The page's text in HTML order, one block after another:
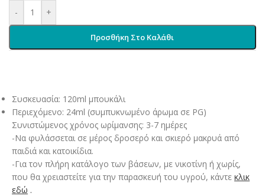
- +
Προσθήκη Στο Καλάθι
Συσκευασία: 120ml μπουκάλι
Περιεχόμενο: 24ml (συμπυκνωμένο άρωμα σε PG)
Συνιστώμενος χρόνος ωρίμανσης: 3-7 ημέρες
-Να φυλάσσεται σε μέρος δροσερό και σκιερό μακρυά από
παιδιά και κατοικίδια.
-Για τον πλήρη κατάλογο των βάσεων, με νικοτίνη ή χωρίς,
που θα χρειαστείτε για την παρασκευή του υγρού, κάντε κλικ
εδώ .